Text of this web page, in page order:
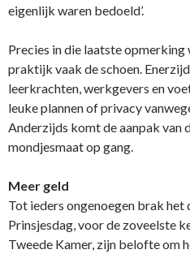
eigenlijk waren bedoeld’.
Precies in die laatste
praktijk vaak de schoen.
leerkrachten, werkgevers en
leuke plannen of privacy
Anderzijds komt de aanpak van
mondjesmaat op gang.
Meer geld
Tot ieders ongenoegen brak
Prinsjesdag, voor de zoveelste
Tweede Kamer, zijn belofte om